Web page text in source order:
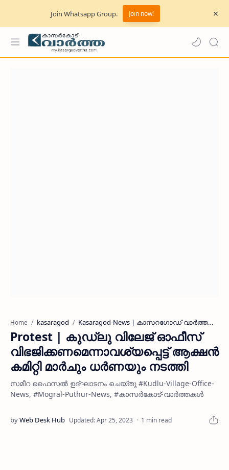
Join Whatsapp Group. Join now!
Home kasaragod Kasaragod-News | കാസറഗോഡ്-വാർത്തകൾ
Protest | കുഡ്ലു വിലേജ് ഓഫീസ്
വിഭജിക്കണമെന്നാവശ്യപ്പെട്ട് ആക്ഷന്‍
കമിറ്റി മാര്‍ചും ധര്‍ണയും നടത്തി
സമീറ ഫൈസല്‍ ഉദ്ഘാടനം ചെയ്തു #Kudlu-Village-Office-
News, #Mogral-Puthur-News, #കാസര്‍കോട്-വാര്‍ത്തകള്‍
1 min read